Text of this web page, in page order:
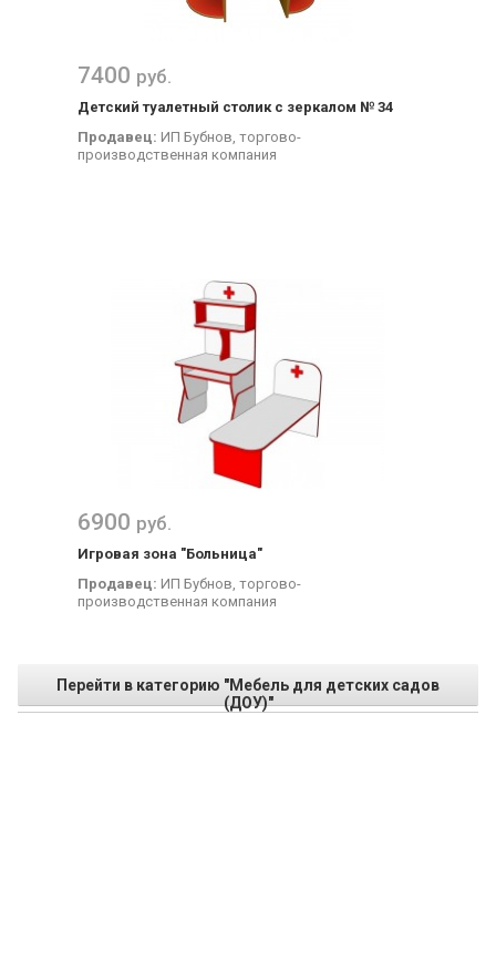
7400 руб.
Детский туалетный столик с зеркалом № 34
Продавец: ИП Бубнов, торгово-
производственная компания
6900 руб.
Игровая зона "Больница"
Продавец: ИП Бубнов, торгово-
производственная компания
Перейти в категорию "Мебель для детских садов
(ДОУ)"